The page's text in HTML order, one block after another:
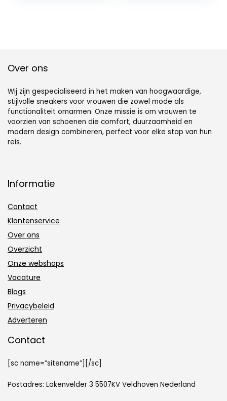
Over ons
Wij zijn gespecialiseerd in het maken van hoogwaardige,
stijlvolle sneakers voor vrouwen die zowel mode als
functionaliteit omarmen. Onze missie is om vrouwen te
voorzien van schoenen die comfort, duurzaamheid en
modern design combineren, perfect voor elke stap van hun
reis.
Informatie
Contact
Klantenservice
Over ons
Overzicht
Onze webshops
Vacature
Blogs
Privacybeleid
Adverteren
Contact
[sc name=”sitename”][/sc]
Postadres: Lakenvelder 3 5507KV Veldhoven Nederland